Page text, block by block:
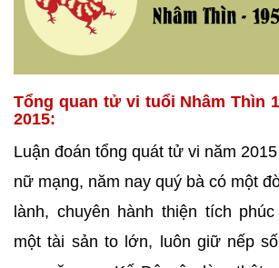
Tổng quan tử vi tuổi Nhâm Thìn
2015:
Luận đoán tổng quát tử vi năm
nữ mạng, năm nay quý bà có một
lành, chuyên hành thiện tích
một tài sản to lớn, luôn giữ nếp